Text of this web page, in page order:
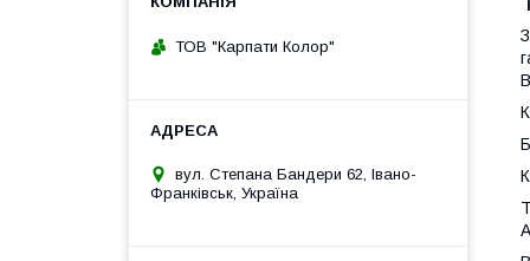
ТОВ "Карпати Колор"
вул. Степана Бандери 62, Івано-
Франківськ, Україна